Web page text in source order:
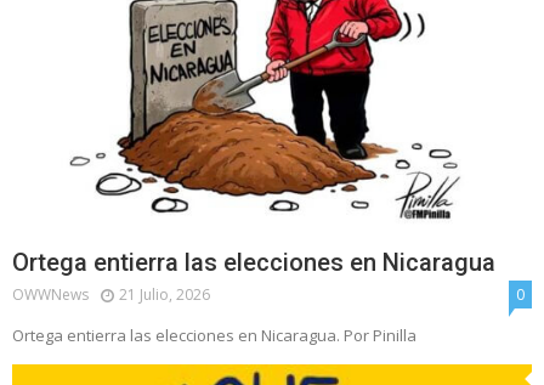
Ortega entierra las elecciones en Nicaragua
OWWNews 21 Julio, 2026 0
Ortega entierra las elecciones en Nicaragua. Por Pinilla